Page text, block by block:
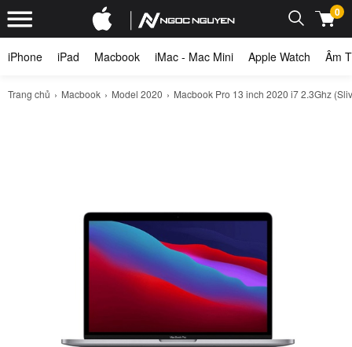
0
iPhone iPad Macbook iMac - Mac Mini Apple Watch Âm
Trang chủ Macbook Model 2020 Macbook Pro 13 inch 2020 i7 2.3Ghz